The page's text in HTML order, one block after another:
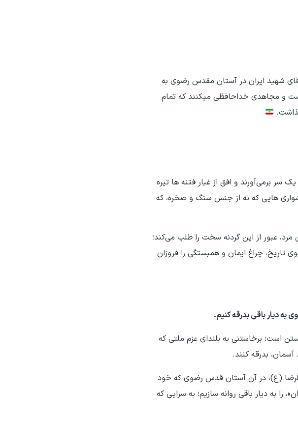
شهید ایران در آستان مقدس رضوی به
و مجاهدی خداحافظی میکنند که تمام
برمی‌آورند و افق از غبار فتنه ها تیره
هایی که نه از جنس سنگ و صخره، که
مرد، عبور از این گردنه سخت را طلب می‌کند؛
تاریخ، چراغ ایمان و همبستگی را فروزان
به دیار باقی بدرقه کنیم.
است؛ برخاستنی به بلندای عزم ملتی که
بدرقه کنند.
(ع)، در آن آستان قدس رضوی که خود
را به دیار باقی روانه سازیم؛ به سرایی که